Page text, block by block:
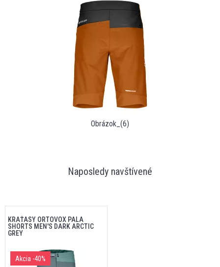
Obrázok_(6)
Naposledy navštívené
KRAŤASY ORTOVOX PALA
SHORTS MEN'S DARK ARCTIC
GREY
Akcia -40%